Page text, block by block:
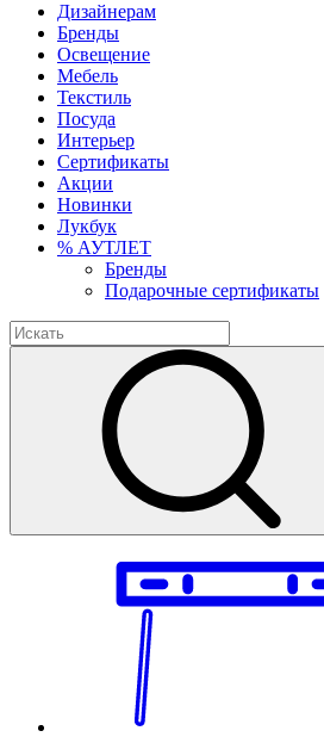
Дизайнерам
Бренды
Освещение
Мебель
Текстиль
Посуда
Интерьер
Сертификаты
Акции
Новинки
Лукбук
% АУТЛЕТ
Бренды
Подарочные сертификаты